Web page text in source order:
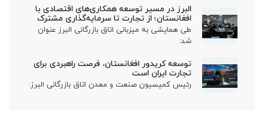
البرز در مسیر توسعه همکاری‌های اقتصادی با
افغانستان؛ از تجارت تا سرمایه‌گذاری مشترک
طی همایشی به میزبانی اتاق بازرگانی البرز عنوان
شد:
توسعه کریدور افغانستان، فرصت راهبردی برای
تجارت ایران است
رئیس کمیسیون صنعت و معدن اتاق بازرگانی البرز: